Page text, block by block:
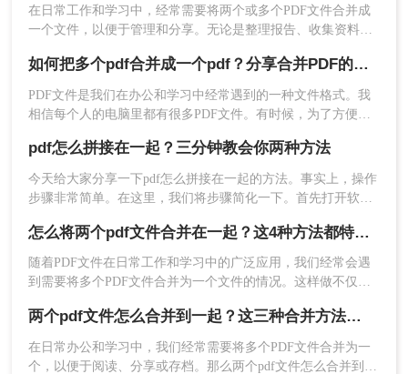
如何合并到一起了吧？快动手试一试吧！
并在一起。
在日常工作和学习中，经常需要将两个或多个PDF文件合并成
一个文件，以便于管理和分享。无论是整理报告、收集资料还
何将两个pdf合并在一起呢？本文将详细介绍几种将两个PDF合
并在一起的方法。
如何把多个pdf合并成一个pdf？分享合并PDF的三个方法！
PDF文件是我们在办公和学习中经常遇到的一种文件格式。我
相信每个人的电脑里都有很多PDF文件。有时候，为了方便文
PDF文件合并在一起。那么，如何把多个pdf合并成一个pdf
呢？下面将分享三种简单易操作的方法。让我们来看看。
pdf怎么拼接在一起？三分钟教会你两种方法
今天给大家分享一下pdf怎么拼接在一起的方法。事实上，操作
步骤非常简单。在这里，我们将步骤简化一下。首先打开软件
击转换，就可以完成pdf合并，下面来给大家详细操作一遍。
怎么将两个pdf文件合并在一起？这4种方法都特别简单！
随着PDF文件在日常工作和学习中的广泛应用，我们经常会遇
到需要将多个PDF文件合并为一个文件的情况。这样做不仅可
文件合并在一起呢？以下是几种常用的合并PDF文件的方法。
两个pdf文件怎么合并到一起？这三种合并方法超实用！
在日常办公和学习中，我们经常需要将多个PDF文件合并为一
个，以便于阅读、分享或存档。那么两个pdf文件怎么合并到一